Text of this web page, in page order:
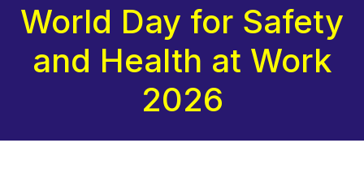
World Day for Safety
and Health at Work
2026